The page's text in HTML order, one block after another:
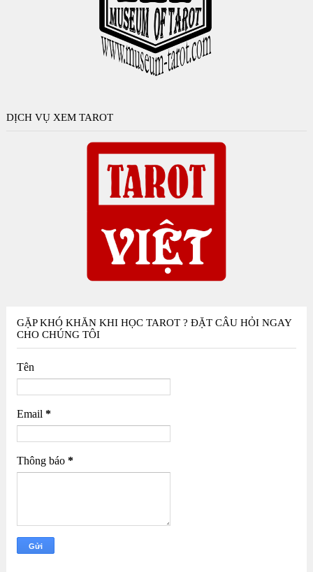
DỊCH VỤ XEM TAROT
GẶP KHÓ KHĂN KHI HỌC TAROT ? ĐẶT CÂU HỎI NGAY
CHO CHÚNG TÔI
Tên
Email *
Thông báo *